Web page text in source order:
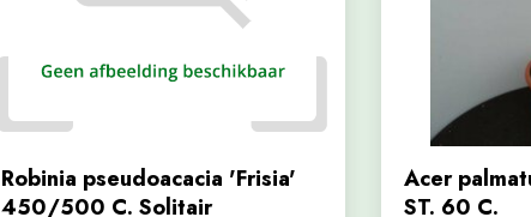
Robinia pseudoacacia 'Frisia'
450/500 C. Solitair
Acer
ST. 60 C.